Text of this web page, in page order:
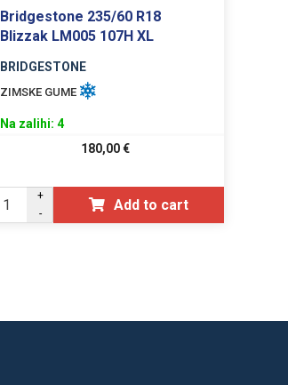
Bridgestone 235/60 R18
Blizzak LM005 107H XL
BRIDGESTONE
ZIMSKE GUME
Na zalihi: 4
180,00€
+
-
Add to cart